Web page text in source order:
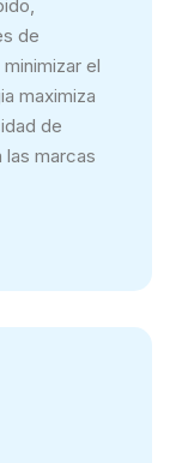
de
el
maximiza
de
marcas